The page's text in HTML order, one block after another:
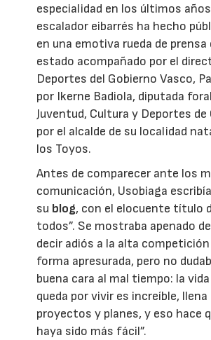
especialidad en los últimos
escalador eibarrés ha hecho
en una emotiva rueda de prensa
estado acompañado por el
Deportes del Gobierno Vasco,
por Ikerne Badiola, diputada
Juventud, Cultura y Deportes de
por el alcalde de su localidad
los Toyos.
Antes de comparecer ante los
comunicación, Usobiaga
su blog, con el elocuente título
todos”. Se mostraba apenado
decir adiós a la alta
forma apresurada, pero no
buena cara al mal tiempo: la
queda por vivir es increíble, llena
proyectos y planes, y eso hace
haya sido más fácil”.